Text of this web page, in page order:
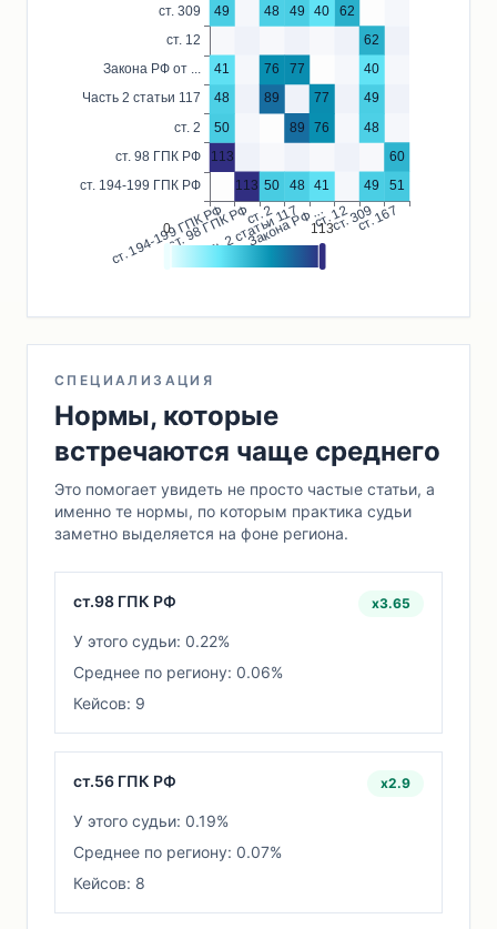
СПЕЦИАЛИЗАЦИЯ
Нормы, которые
встречаются чаще среднего
Это помогает увидеть не просто частые статьи, а
именно те нормы, по которым практика судьи
заметно выделяется на фоне региона.
ст.98 ГПК РФ x3.65
У этого судьи: 0.22%
Среднее по региону: 0.06%
Кейсов: 9
ст.56 ГПК РФ x2.9
У этого судьи: 0.19%
Среднее по региону: 0.07%
Кейсов: 8